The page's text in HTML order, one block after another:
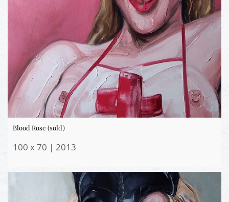
Blood Rose (sold)
100 x 70 | 2013